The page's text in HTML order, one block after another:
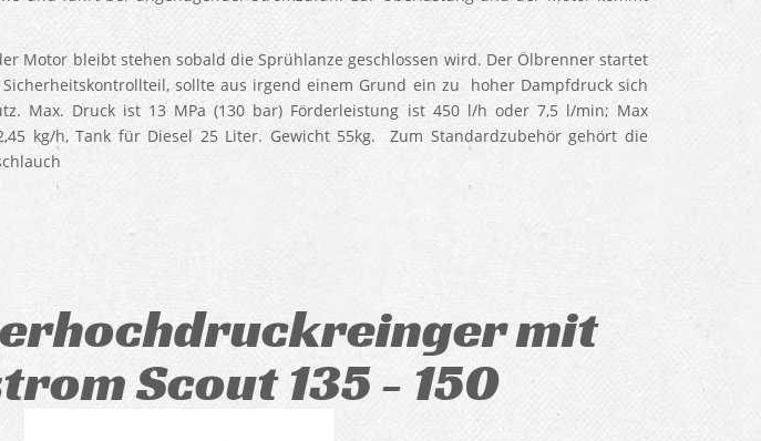
Motor bleibt stehen sobald die Sprühlanze geschlossen wird. Der Ölbrenner startet
sollte aus irgend einem Grund ein zu hoher Dampfdruck sich
Max. Druck ist 13 MPa (130 bar) Förderleistung ist 450 l/h oder 7,5 l/min; Max
kg/h, Tank für Diesel 25 Liter. Gewicht 55kg. Zum Standardzubehör gehört die
auf Anfrage.
mit
Scout 135 - 150